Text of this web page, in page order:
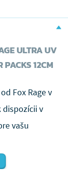
ULTRA UV
12CM
Fox Rage v
dispozícii v
vašu
Fox